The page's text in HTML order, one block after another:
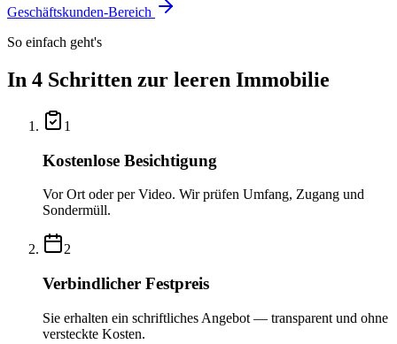
Geschäftskunden-Bereich
So einfach geht's
In 4 Schritten zur leeren Immobilie
1
Kostenlose Besichtigung
Vor Ort oder per Video. Wir prüfen Umfang, Zugang und
Sondermüll.
2
Verbindlicher Festpreis
Sie erhalten ein schriftliches Angebot — transparent und ohne
versteckte Kosten.